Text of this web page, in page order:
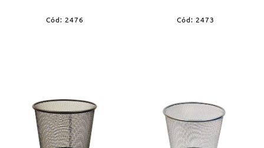
Cód: 2476 Cód: 2473